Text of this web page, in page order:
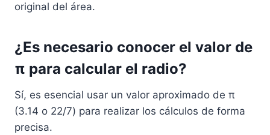
original del área.
¿Es necesario conocer el valor de
π para calcular el radio?
Sí, es esencial usar un valor aproximado de π
(3.14 o 22/7) para realizar los cálculos de forma
precisa.